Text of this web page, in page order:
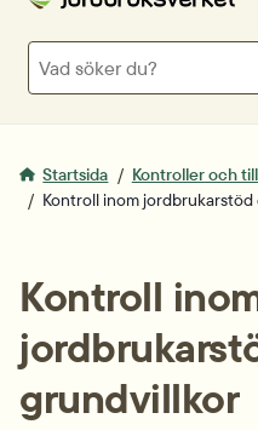
Sök
Startsida
Kontroller och
Kontroll inom
Kontroll
grundvillkor